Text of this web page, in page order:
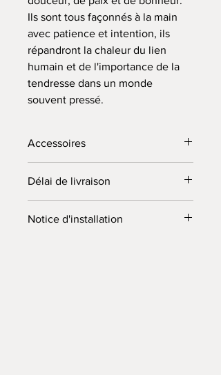
Ils sont tous façonnés à la main
avec patience et intention, ils
répandront la chaleur du lien
humain et de l'importance de la
tendresse dans un monde
souvent pressé.
Accessoires
fournis dans votre commande.
Délai de livraison
la commande. Envoyé par colissimo.
Notice d'installation